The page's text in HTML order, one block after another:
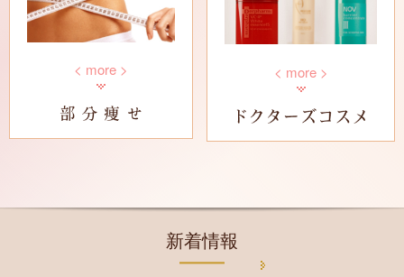
< more > < more >
新着情報